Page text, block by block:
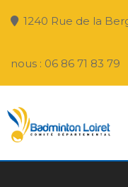
1240 Rue de la
nous : 06 86 71 83 79